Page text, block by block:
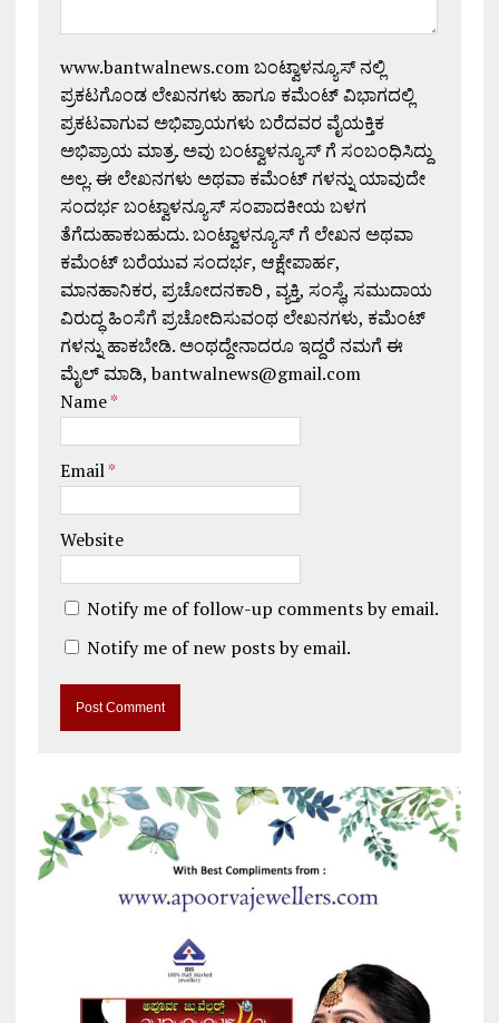
www.bantwalnews.com ಬಂಟ್ವಾಳನ್ಯೂಸ್ ನಲ್ಲಿ
ಪ್ರಕಟಗೊಂಡ ಲೇಖನಗಳು ಹಾಗೂ ಕಮೆಂಟ್ ವಿಭಾಗದಲ್ಲಿ
ಪ್ರಕಟವಾಗುವ ಅಭಿಪ್ರಾಯಗಳು ಬರೆದವರ ವೈಯಕ್ತಿಕ
ಅಭಿಪ್ರಾಯ ಮಾತ್ರ. ಅವು ಬಂಟ್ವಾಳನ್ಯೂಸ್ ಗೆ ಸಂಬಂಧಿಸಿದ್ದು
ಅಲ್ಲ. ಈ ಲೇಖನಗಳು ಅಥವಾ ಕಮೆಂಟ್ ಗಳನ್ನು ಯಾವುದೇ
ಸಂದರ್ಭ ಬಂಟ್ವಾಳನ್ಯೂಸ್ ಸಂಪಾದಕೀಯ ಬಳಗ
ತೆಗೆದುಹಾಕಬಹುದು. ಬಂಟ್ವಾಳನ್ಯೂಸ್ ಗೆ ಲೇಖನ ಅಥವಾ
ಕಮೆಂಟ್ ಬರೆಯುವ ಸಂದರ್ಭ, ಆಕ್ಷೇಪಾರ್ಹ,
ಮಾನಹಾನಿಕರ, ಪ್ರಚೋದನಕಾರಿ , ವ್ಯಕ್ತಿ, ಸಂಸ್ಥೆ, ಸಮುದಾಯ
ವಿರುದ್ಧ ಹಿಂಸೆಗೆ ಪ್ರಚೋದಿಸುವಂಥ ಲೇಖನಗಳು, ಕಮೆಂಟ್
ಗಳನ್ನು ಹಾಕಬೇಡಿ. ಅಂಥದ್ದೇನಾದರೂ ಇದ್ದರೆ ನಮಗೆ ಈ
ಮೈಲ್ ಮಾಡಿ, bantwalnews@gmail.com
Name*
Email*
Website
Notify me of follow-up comments by email.
Notify me of new posts by email.
t
e
r